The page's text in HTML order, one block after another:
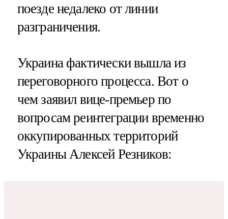
поезде недалеко от линии
разграничения.
Украина фактически вышла из
переговорного процесса. Вот о
чем заявил вице-премьер по
вопросам реинтеграции временно
оккупированных территорий
Украины Алексей Резников: